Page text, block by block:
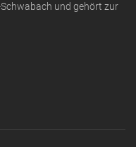
und gehört zur